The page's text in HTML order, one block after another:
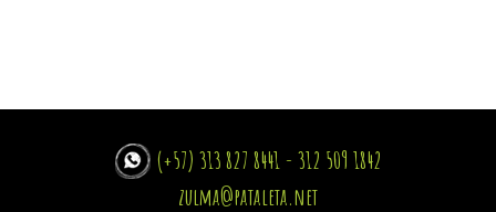
(+57) 313 827 8441 - 312 509 1842
zulma@pataleta.net